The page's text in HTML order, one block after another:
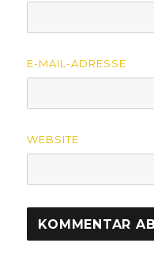
E-MAIL-ADRESSE
WEBSITE